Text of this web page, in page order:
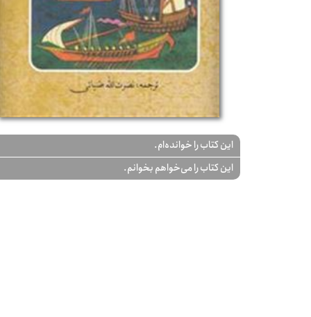
این کتاب را خوانده‌ام.
این کتاب را می‌خواهم بخوانم.